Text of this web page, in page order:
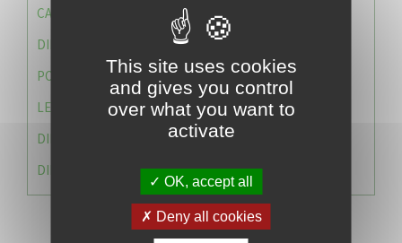
CAISSE DES ÉCOLES
DIRECTION DES SERVICES TECHNIQUES
POLICE MUNICIPALE
LE CABINET DU MAIRE
DIRECTION DES RESSOURCES ET MOYENS
DIRECTION DU DEVELLOPPEMENT URBAIN DURABL
This site uses cookies
and gives you control
over what you want to
activate
OK, accept all
Deny all cookies